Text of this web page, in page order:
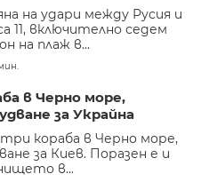
на удари между Русия и
11, включително седем
на плаж в...
в Черно море,
за Украйна
кораба в Черно море,
за Киев. Поразен е и
в...